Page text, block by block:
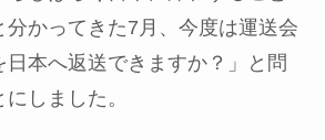
分かってきた7月、今度は運送会
本へ返送できますか？」と問
しました。